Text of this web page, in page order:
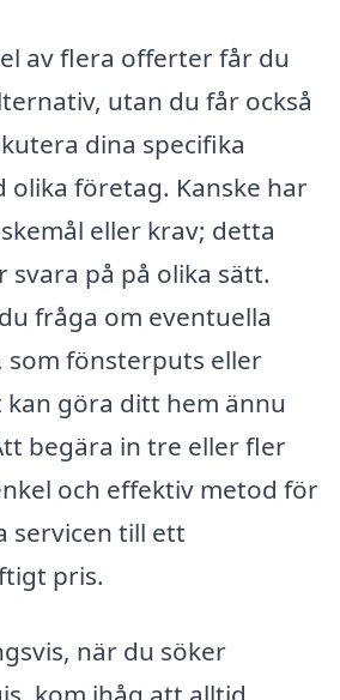
av flera offerter får du
utan du får också
dina specifika
olika företag. Kanske har
eller krav; detta
svara på på olika sätt.
fråga om eventuella
som fönsterputs eller
göra ditt hem ännu
begära in tre eller fler
och effektiv metod för
servicen till ett
pris.
när du söker